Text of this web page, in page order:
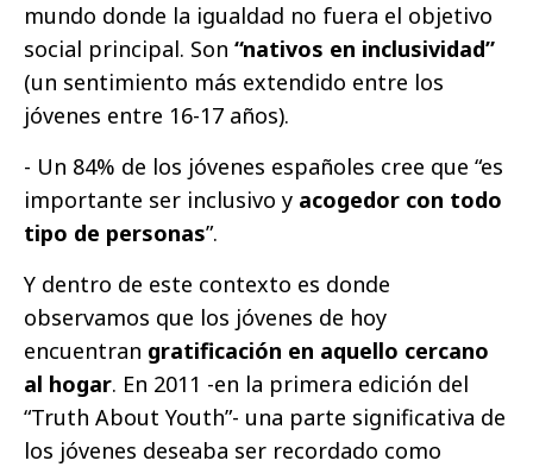
mundo donde la igualdad no fuera el objetivo
social principal. Son “nativos en inclusividad”
(un sentimiento más extendido entre los
jóvenes entre 16-17 años).
- Un 84% de los jóvenes españoles cree que “es
importante ser inclusivo y acogedor con todo
tipo de personas”.
Y dentro de este contexto es donde
observamos que los jóvenes de hoy
encuentran gratificación en aquello cercano
al hogar. En 2011 -en la primera edición del
“Truth About Youth”- una parte significativa de
los jóvenes deseaba ser recordado como